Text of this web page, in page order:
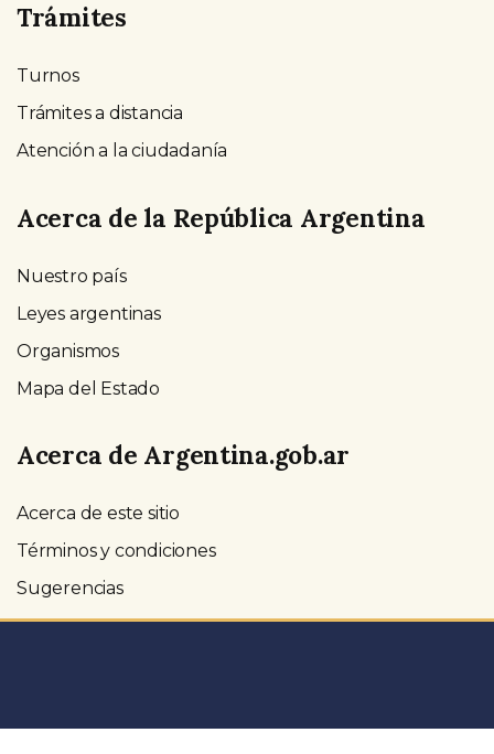
Trámites
Turnos
Trámites a distancia
Atención a la ciudadanía
Acerca de la República Argentina
Nuestro país
Leyes argentinas
Organismos
Mapa del Estado
Acerca de Argentina.gob.ar
Acerca de este sitio
Términos y condiciones
Sugerencias